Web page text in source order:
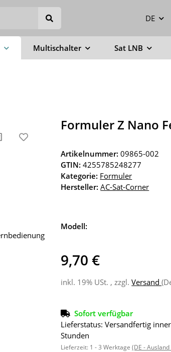
DE
Multischalter Sat LNB
Formuler Z Nano
Artikelnummer:09865-002
GTIN: 4255785248277
Kategorie: Formuler
Hersteller: AC-Sat-Corner
Modell:
9,70 €
inkl. 19% USt. , zzgl.Versand
Sofort verfügbar
Lieferstatus: Versandfertig
Stunden
Lieferzeit: 1 - 3 Werktage(DE -